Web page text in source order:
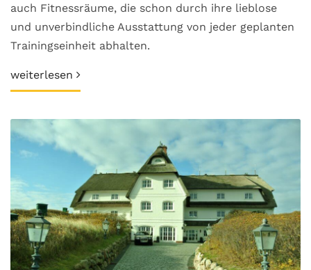
auch Fitnessräume, die schon durch ihre lieblose
und unverbindliche Ausstattung von jeder geplanten
Trainingseinheit abhalten.
weiterlesen